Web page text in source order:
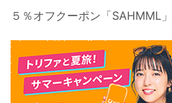
５％オフクーポン「SAHMML」